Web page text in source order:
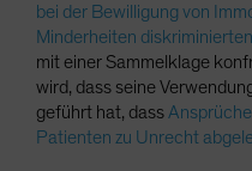
bei der Bewilligung von
Minderheiten diskriminierten
mit einer Sammelklage
wird, dass seine
geführt hat, dass
Patienten zu Unrecht